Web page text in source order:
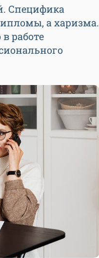
Специфика
а харизма.
работе